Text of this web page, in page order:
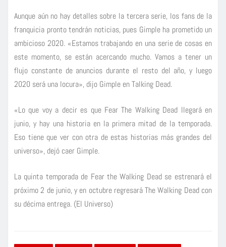
Aunque aún no hay detalles sobre la tercera serie, los fans de la
franquicia pronto tendrán noticias, pues Gimple ha prometido un
ambicioso 2020. «Estamos trabajando en una serie de cosas en
este momento, se están acercando mucho. Vamos a tener un
flujo constante de anuncios durante el resto del año, y luego
2020 será una locura», dijo Gimple en Talking Dead.
«Lo que voy a decir es que Fear The Walking Dead llegará en
junio, y hay una historia en la primera mitad de la temporada.
Eso tiene que ver con otra de estas historias más grandes del
universo», dejó caer Gimple.
La quinta temporada de Fear the Walking Dead se estrenará el
próximo 2 de junio, y en octubre regresará The Walking Dead con
su décima entrega. (El Universo)